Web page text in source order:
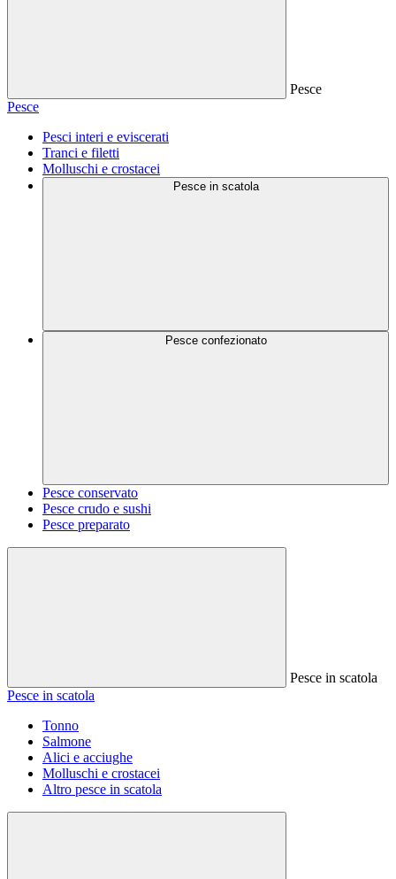
Pesce
Pesce
Pesci interi e eviscerati
Tranci e filetti
Molluschi e crostacei
Pesce in scatola
Pesce confezionato
Pesce conservato
Pesce crudo e sushi
Pesce preparato
Pesce in scatola
Pesce in scatola
Tonno
Salmone
Alici e acciughe
Molluschi e crostacei
Altro pesce in scatola